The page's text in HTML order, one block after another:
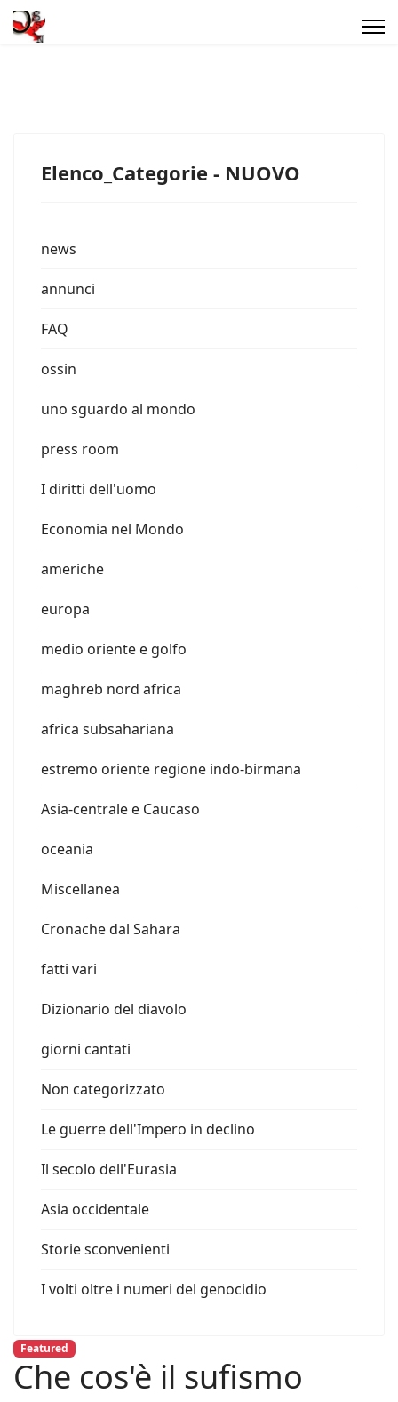
Elenco_Categorie - NUOVO
news
annunci
FAQ
ossin
uno sguardo al mondo
press room
I diritti dell'uomo
Economia nel Mondo
americhe
europa
medio oriente e golfo
maghreb nord africa
africa subsahariana
estremo oriente regione indo-birmana
Asia-centrale e Caucaso
oceania
Miscellanea
Cronache dal Sahara
fatti vari
Dizionario del diavolo
giorni cantati
Non categorizzato
Le guerre dell'Impero in declino
Il secolo dell'Eurasia
Asia occidentale
Storie sconvenienti
I volti oltre i numeri del genocidio
Featured
Che cos'è il sufismo